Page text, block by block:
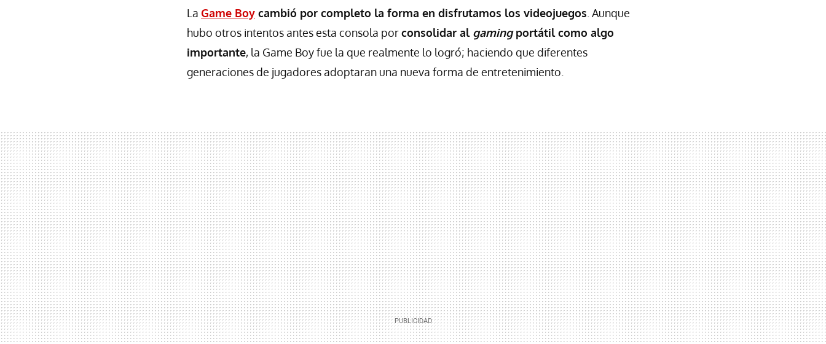
La Game Boy cambió por completo la forma en disfrutamos los videojuegos . Aunque
hubo otros intentos antes esta consola porconsolidar al gamingportátil como algo
importante, la Game Boy fue la que realmente lo logró; haciendo que diferentes
generaciones de jugadores adoptaran una nueva forma de entretenimiento.